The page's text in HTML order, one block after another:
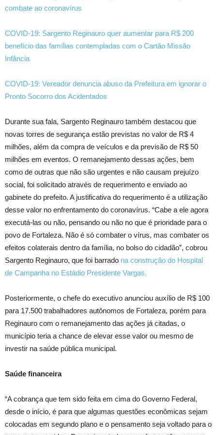
combate ao coronavírus
COVID-19: Sargento Reginauro quer aumentar para R$ 200
benefício das famílias contempladas com o Cartão Missão
Infância
COVID-19: Vereador denuncia abuso da Prefeitura em ignorar o
Pronto Socorro dos Acidentados
Durante sua fala, Sargento Reginauro também destacou que
novas torres de segurança estão previstas no valor de R$ 4
milhões, além da compra de veículos e da previsão de R$ 50
milhões em eventos. O remanejamento dessas ações, bem
como de outras que não são urgentes e não causam prejuízo
social, foi solicitado através de requerimento e enviado ao
gabinete do prefeito. A justificativa do requerimento é a utilização
desse valor no enfrentamento do coronavírus. “Cabe a ele agora
executá-las ou não, pensando ou não no que é prioridade para o
povo de Fortaleza. Não é só combater o vírus, mas combater os
efeitos colaterais dentro da família, no bolso do cidadão”, cobrou
Sargento Reginauro, que foi barrado na construção do Hospital
de Campanha no Estádio Presidente Vargas.
Posteriormente, o chefe do executivo anunciou auxílio de R$ 100
para 17.500 trabalhadores autônomos de Fortaleza, porém para
Reginauro com o remanejamento das ações já citadas, o
município teria a chance de elevar esse valor ou mesmo de
investir na saúde pública municipal.
Saúde financeira
“A cobrança que tem sido feita em cima do Governo Federal,
desde o início, é para que algumas questões econômicas sejam
colocadas em segundo plano e o pensamento seja voltado para o